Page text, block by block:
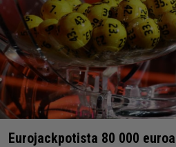
Eurojackpotista 80 000